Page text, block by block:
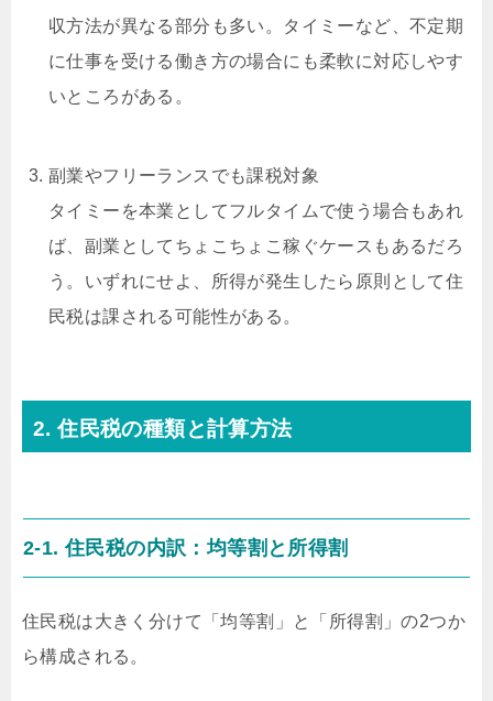
収方法が異なる部分も多い。タイミーなど、不定期
に仕事を受ける働き方の場合にも柔軟に対応しやす
いところがある。
副業やフリーランスでも課税対象
タイミーを本業としてフルタイムで使う場合もあれ
ば、副業としてちょこちょこ稼ぐケースもあるだろ
う。いずれにせよ、所得が発生したら原則として住
民税は課される可能性がある。
2. 住民税の種類と計算方法
2-1. 住民税の内訳：均等割と所得割
住民税は大きく分けて「均等割」と「所得割」の2つか
ら構成される。